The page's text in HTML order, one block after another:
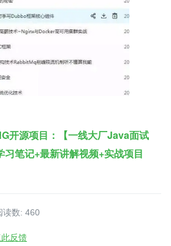
开源项目：【一线大厂Java面试
习笔记+最新讲解视频+实战项目
读数: 460
此反馈